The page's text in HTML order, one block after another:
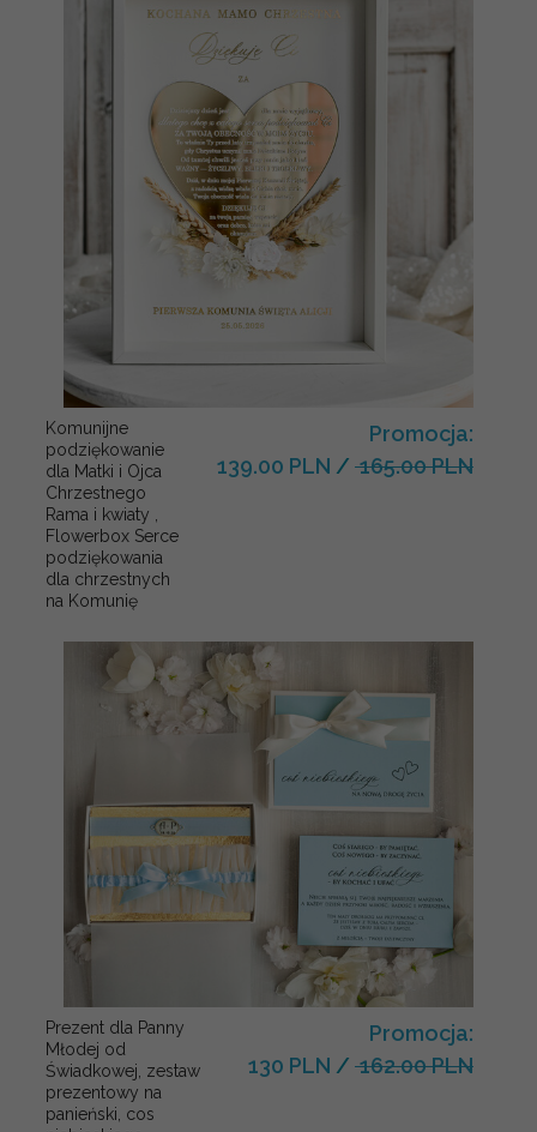
Komunijne
podziękowanie
dla Matki i Ojca
Chrzestnego
Rama i kwiaty ,
Flowerbox Serce
podziękowania
dla chrzestnych
na Komunię
Promocja:
139.00 PLN / 165.00 PLN
Prezent dla Panny
Młodej od
Świadkowej, zestaw
prezentowy na
panieński, cos
Promocja:
130 PLN / 162.00 PLN